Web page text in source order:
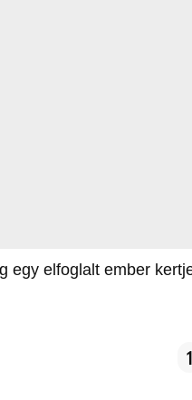
egy elfoglalt ember
1